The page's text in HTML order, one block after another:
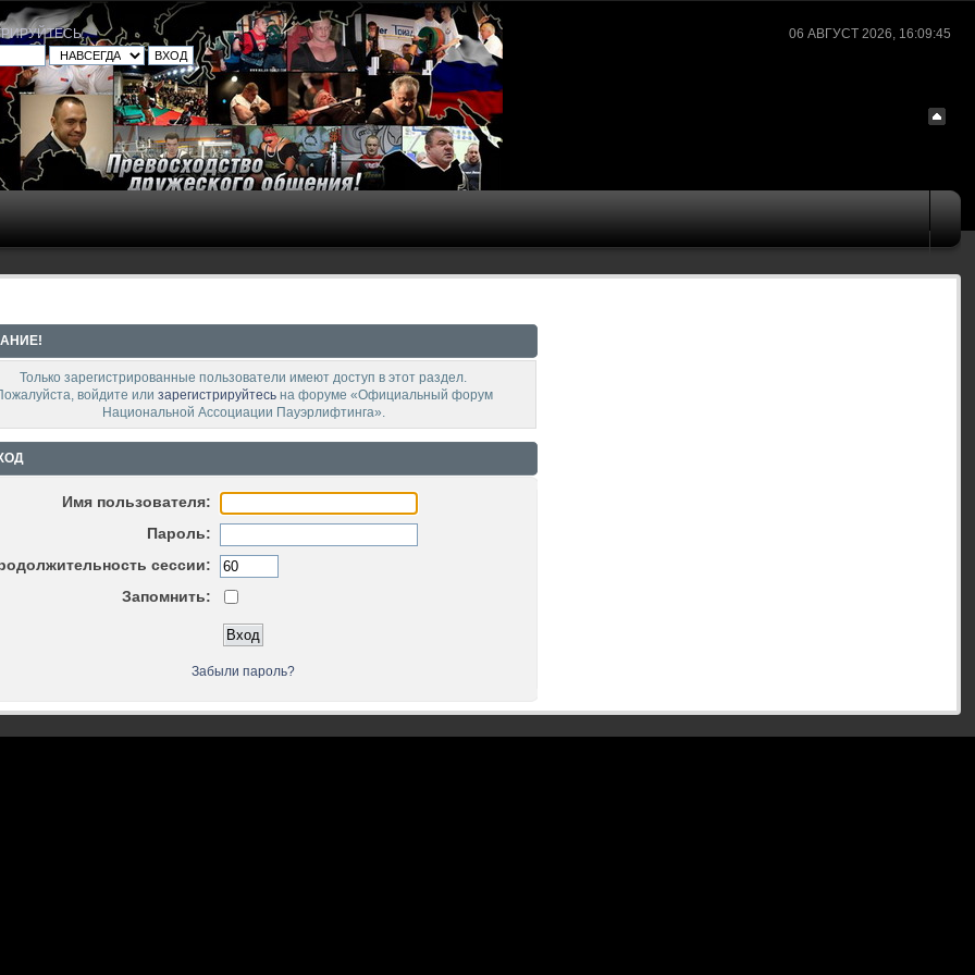
06 АВГУСТ 2026, 16:09:45
.
Только зарегистрированные пользователи имеют доступ в этот раздел.
войдите или зарегистрируйтесьна форуме «Официальный форум
Национальной Ассоциации Пауэрлифтинга».
Имя пользователя:
Пароль:
сессии:
Запомнить:
Забыли пароль?